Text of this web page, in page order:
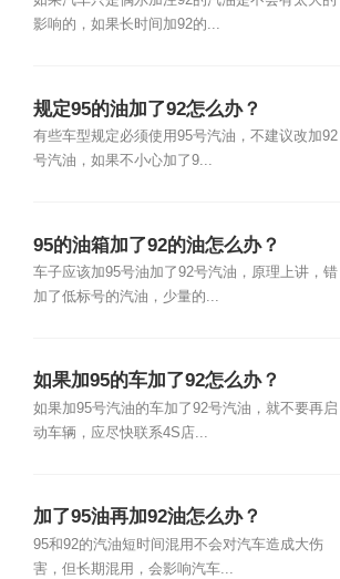
影响的，如果长时间加92的...
规定95的油加了92怎么办？
有些车型规定必须使用95号汽油，不建议改加92
号汽油，如果不小心加了9...
95的油箱加了92的油怎么办？
车子应该加95号油加了92号汽油，原理上讲，错
加了低标号的汽油，少量的...
如果加95的车加了92怎么办？
如果加95号汽油的车加了92号汽油，就不要再启
动车辆，应尽快联系4S店...
加了95油再加92油怎么办？
95和92的汽油短时间混用不会对汽车造成大伤
害，但长期混用，会影响汽车...